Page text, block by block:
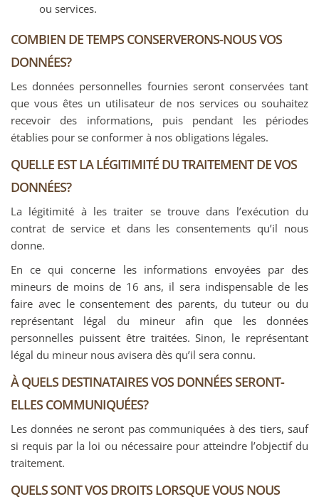
ou services.
COMBIEN DE TEMPS CONSERVERONS-NOUS VOS
DONNÉES?
Les données personnelles fournies seront conservées tant
que vous êtes un utilisateur de nos services ou souhaitez
recevoir des informations, puis pendant les périodes
établies pour se conformer à nos obligations légales.
QUELLE EST LA LÉGITIMITÉ DU TRAITEMENT DE VOS
DONNÉES?
La légitimité à les traiter se trouve dans l’exécution du
contrat de service et dans les consentements qu’il nous
donne.
En ce qui concerne les informations envoyées par des
mineurs de moins de 16 ans, il sera indispensable de les
faire avec le consentement des parents, du tuteur ou du
représentant légal du mineur afin que les données
personnelles puissent être traitées. Sinon, le représentant
légal du mineur nous avisera dès qu’il sera connu.
À QUELS DESTINATAIRES VOS DONNÉES SERONT-
ELLES COMMUNIQUÉES?
Les données ne seront pas communiquées à des tiers, sauf
si requis par la loi ou nécessaire pour atteindre l’objectif du
traitement.
QUELS SONT VOS DROITS LORSQUE VOUS NOUS